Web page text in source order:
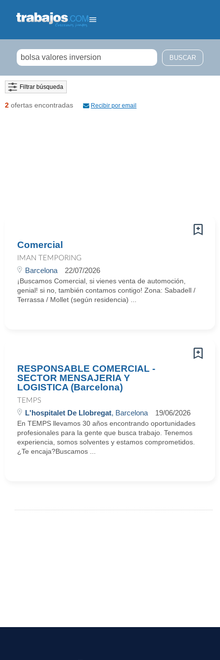
Filtrar búsqueda
2 ofertas encontradas Recibir por email
Comercial
IMAN TEMPORING
Barcelona 22/07/2026
¡Buscamos Comercial, si vienes venta de automoción,
genial! si no, también contamos contigo! Zona: Sabadell /
Terrassa / Mollet (según residencia) ...
RESPONSABLE COMERCIAL -
SECTOR MENSAJERIA Y
LOGISTICA (Barcelona)
TEMPS
L'hospitalet De Llobregat, Barcelona 19/06/2026
En TEMPS llevamos 30 años encontrando oportunidades
profesionales para la gente que busca trabajo. Tenemos
experiencia, somos solventes y estamos comprometidos.
¿Te encaja?Buscamos ...